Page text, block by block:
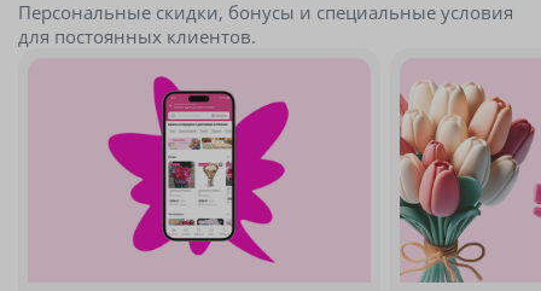
Персональные скидки, бонусы и специальные условия
для постоянных клиентов.